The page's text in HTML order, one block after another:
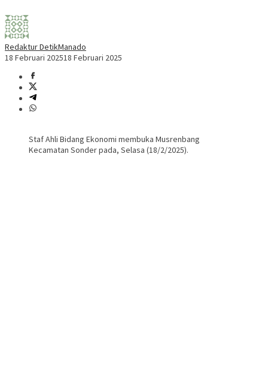
Redaktur DetikManado
18 Februari 202518 Februari 2025
Staf Ahli Bidang Ekonomi membuka Musrenbang
Kecamatan Sonder pada, Selasa (18/2/2025).